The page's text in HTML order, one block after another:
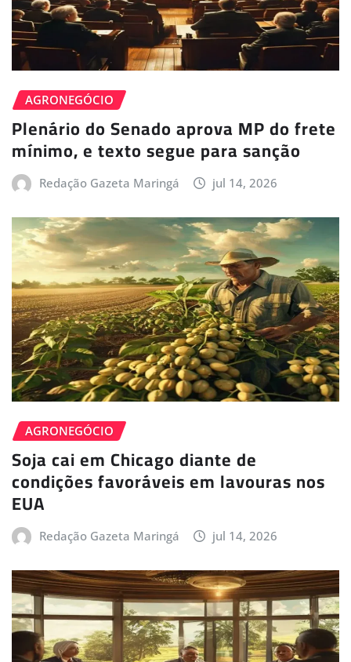
AGRONEGÓCIO
Plenário do Senado aprova MP do frete
mínimo, e texto segue para sanção
Redação Gazeta Maringá jul 14, 2026
AGRONEGÓCIO
Soja cai em Chicago diante de
condições favoráveis em lavouras nos
EUA
Redação Gazeta Maringá jul 14, 2026